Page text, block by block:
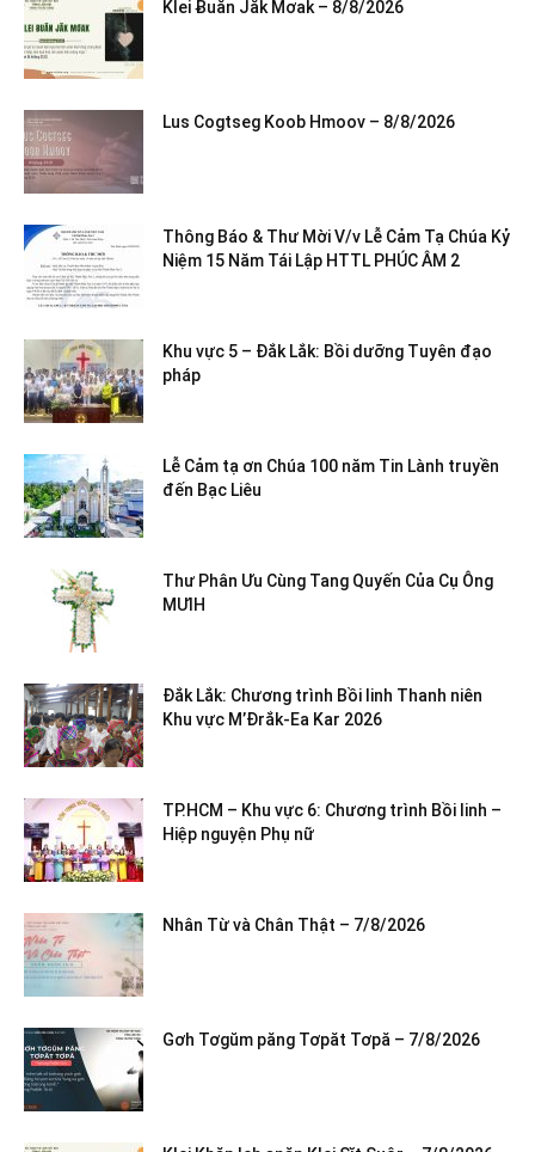
Klei Ƀuăn Jăk Mơak – 8/8/2026
Lus Cogtseg Koob Hmoov – 8/8/2026
Thông Báo & Thư Mời V/v Lễ Cảm Tạ Chúa Kỷ
Niệm 15 Năm Tái Lập HTTL PHÚC ÂM 2
Khu vực 5 – Đắk Lắk: Bồi dưỡng Tuyên đạo
pháp
Lễ Cảm tạ ơn Chúa 100 năm Tin Lành truyền
đến Bạc Liêu
Thư Phân Ưu Cùng Tang Quyến Của Cụ Ông
MƯIH
Đắk Lắk: Chương trình Bồi linh Thanh niên
Khu vực M’Đrắk-Ea Kar 2026
TP.HCM – Khu vực 6: Chương trình Bồi linh –
Hiệp nguyện Phụ nữ
Nhân Từ và Chân Thật – 7/8/2026
Gơh Tơgŭm păng Tơpăt Tơpă – 7/8/2026